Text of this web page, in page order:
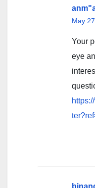
May
Your
eye